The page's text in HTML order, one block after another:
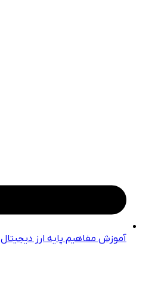
آموزش مفاهیم پایه ارز دیجیتال